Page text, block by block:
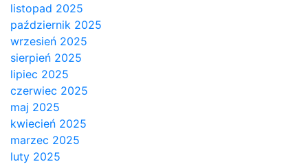
listopad 2025
październik 2025
wrzesień 2025
sierpień 2025
lipiec 2025
czerwiec 2025
maj 2025
kwiecień 2025
marzec 2025
luty 2025